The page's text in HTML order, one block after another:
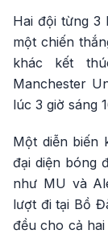
Hai đội từng 3
một chiến
khác kết
Manchester
lúc 3 giờ sáng
Một diễn biến
đại diện bóng
như MU và
lượt đi tại Bồ
đều cho cả